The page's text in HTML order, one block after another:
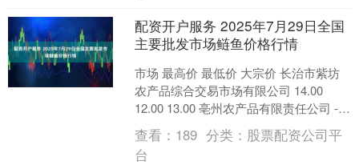
配资开户服务 2025年7月29日全国
主要批发市场鲢鱼价格行情
市场 最高价 最低价 大宗价 长治市紫坊
农产品综合交易市场有限公司 14.00
12.00 13.00 亳州农产品有限责任公司 -- -
- 10.00 全国鲢鱼....
查看： 189 分类： 股票配资公司平
台